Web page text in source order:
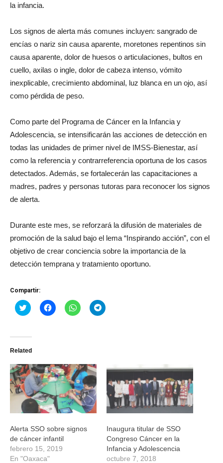
la infancia.
Los signos de alerta más comunes incluyen: sangrado de
encías o nariz sin causa aparente, moretones repentinos sin
causa aparente, dolor de huesos o articulaciones, bultos en
cuello, axilas o ingle, dolor de cabeza intenso, vómito
inexplicable, crecimiento abdominal, luz blanca en un ojo, así
como pérdida de peso.
Como parte del Programa de Cáncer en la Infancia y
Adolescencia, se intensificarán las acciones de detección en
todas las unidades de primer nivel de IMSS-Bienestar, así
como la referencia y contrarreferencia oportuna de los casos
detectados. Además, se fortalecerán las capacitaciones a
madres, padres y personas tutoras para reconocer los signos
de alerta.
Durante este mes, se reforzará la difusión de materiales de
promoción de la salud bajo el lema “Inspirando acción”, con el
objetivo de crear conciencia sobre la importancia de la
detección temprana y tratamiento oportuno.
Compartir:
Haz
clic
Twitter
abre
una
ventana
nueva)
Haz
clic
una
ventana
nueva)
Haz
clic
una
ventana
nueva)
Haz
clic
ventana
Related
Alerta SSO sobre signos
de cáncer infantil
febrero 15, 2019
En "Oaxaca"
Inaugura titular de SSO
Congreso Cáncer en la
Infancia y Adolescencia
octubre 7, 2018